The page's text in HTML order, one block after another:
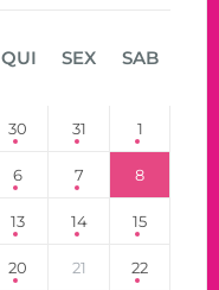
QUI SEX SAB
30 31 1
6 7 8
13 14 15
20 21 22